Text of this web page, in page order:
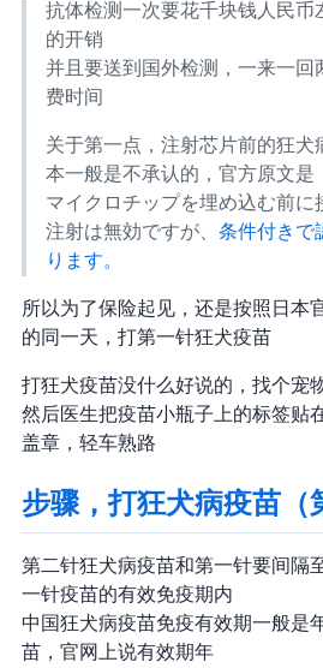
抗体检测一次要花 2 千块钱人民
的开销
并且要送到国外检测，一来一回
费时间
关于第一点，注射芯片前的狂犬
本一般是不承认的，官方原文是
マイクロチップを埋め込む前に
注射は無効ですが、 条件付きで
ります。
所以为了保险起见，还是按照日本
的同一天，打第一针狂犬疫苗
打狂犬疫苗没什么好说的，找个宠
然后医生把疫苗小瓶子上的标签贴
盖章，轻车熟路
步骤2，打狂犬病疫苗（
第二针狂犬病疫苗和第一针要间隔至
一针疫苗的有效免疫期内
中国狂犬病疫苗免疫有效期一般是 1
苗，官网上说有效期 3 年